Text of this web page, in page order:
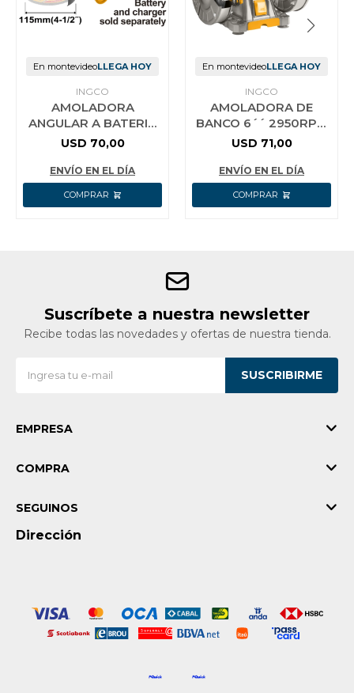
En montevideoLLEGA HOY
INGCO
AMOLADORA
ANGULAR A BATERIA
20V P20S BRUSHLESS
S/BAT S/CARG ING
USD 70,00
ENVÍO EN EL DÍA
En montevideoLLEGA HOY
INGCO
AMOLADORA DE
BANCO 6´´ 2950RPM
150W INGCO BG61502
USD 71,00
ENVÍO EN EL DÍA
Suscríbete a nuestra newsletter
Recibe todas las novedades y ofertas de nuestra tienda.
SUSCRIBIRME
EMPRESA
COMPRA
Dirección
SEGUINOS